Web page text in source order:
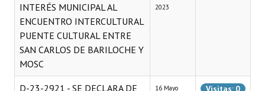
INTERÉS MUNICIPAL AL
ENCUENTRO INTERCULTURAL
PUENTE CULTURAL ENTRE
SAN CARLOS DE BARILOCHE Y
MOSC
2023
D-23-2921 - SE DECLARA DE
16 Mayo
Visitas: 0